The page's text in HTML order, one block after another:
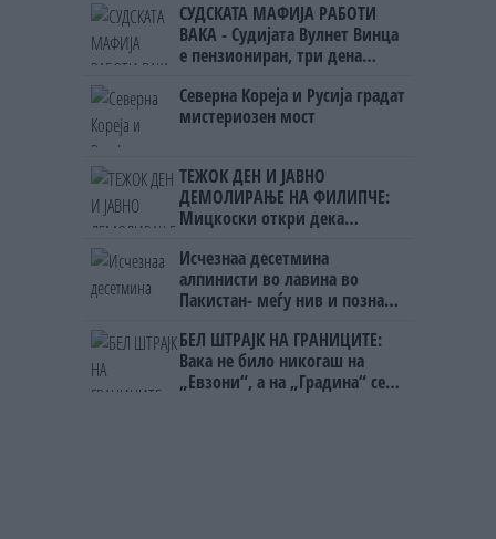
СУДСКАТА МАФИЈА РАБОТИ
ВАКА - Судијата Вулнет Винца
е пензиониран, три дена
на бизнисменот Марковски
Северна Кореја и Русија градат
мистериозен мост
ТЕЖОК ДЕН И ЈАВНО
ДЕМОЛИРАЊЕ НА ФИЛИПЧЕ:
Мицкоски откри дека
ништо, освен за кеш
Исчезнаа десетмина
алпинисти во лавина во
Пакистан- меѓу нив и познат
БЕЛ ШТРАЈК НА ГРАНИЦИТЕ:
Вака не било никогаш на
„Евзони“, а на „Градина“ се